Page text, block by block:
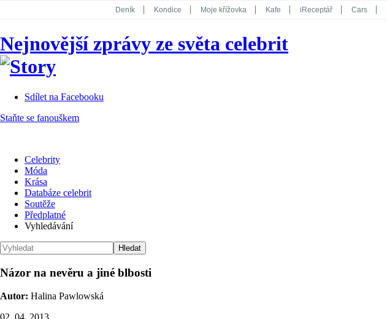
Deník Kondice Moje křížovka Kafe iReceptář Cars
Koktejl
Nejnovější zprávy ze světa celebrit
Sdílet na Facebooku
Staňte se fanouškem
Celebrity
Móda
Krása
Databáze celebrit
Soutěže
Předplatné
Vyhledávání
Názor na nevěru a jiné blbosti
Autor: Halina Pawlowská